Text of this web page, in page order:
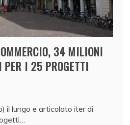
34 MILIONI
I 25 PROGETTI
il lungo e articolato iter di